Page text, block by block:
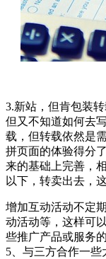
3.新站，但肯包装
但又不知道如何去
载，但转载依然是
拼页面的体验得分
来的基础上完善，
以下，转卖出去，
增加互动活动不定
动活动等，这样可
些推广产品或服务
5、与三方合作一